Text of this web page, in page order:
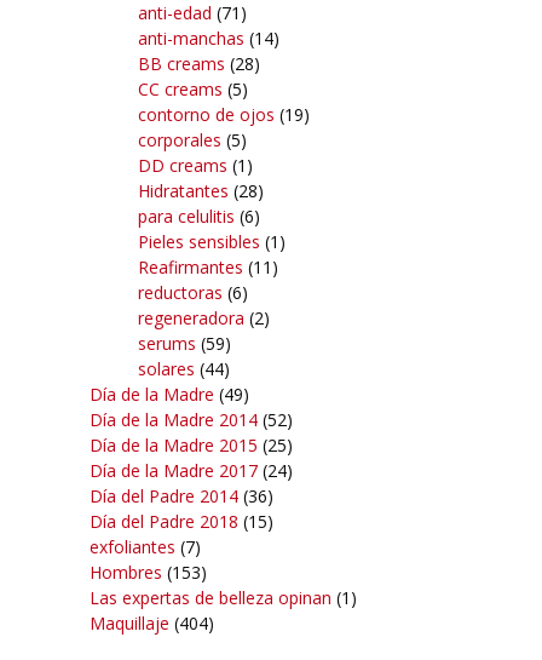
anti-edad (71)
anti-manchas (14)
BB creams (28)
CC creams (5)
contorno de ojos (19)
corporales (5)
DD creams (1)
Hidratantes (28)
para celulitis (6)
Pieles sensibles (1)
Reafirmantes (11)
reductoras (6)
regeneradora (2)
serums (59)
solares (44)
Día de la Madre (49)
Día de la Madre 2014 (52)
Día de la Madre 2015 (25)
Día de la Madre 2017 (24)
Día del Padre 2014 (36)
Día del Padre 2018 (15)
exfoliantes (7)
Hombres (153)
Las expertas de belleza opinan (1)
Maquillaje (404)